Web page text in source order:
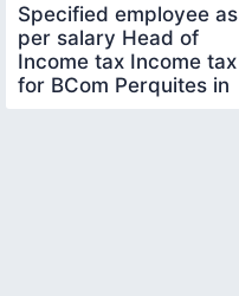
Specified employee as
per salary Head of
Income tax Income tax
for BCom Perquites in